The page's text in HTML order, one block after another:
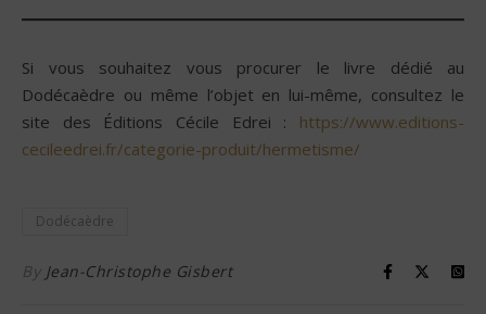
Si vous souhaitez vous procurer le livre dédié au
Dodécaèdre ou même l’objet en lui-même, consultez le
site des Éditions Cécile Edrei : https://www.editions-
cecileedrei.fr/categorie-produit/hermetisme/
Dodécaèdre
By Jean-Christophe Gisbert